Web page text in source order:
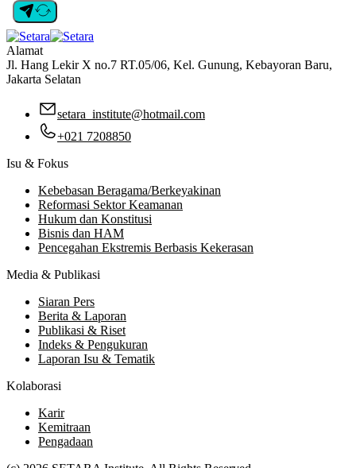
Alamat
Jl. Hang Lekir X no.7 RT.05/06, Kel. Gunung, Kebayoran Baru,
Jakarta Selatan
setara_institute@hotmail.com
+021 7208850
Isu & Fokus
Kebebasan Beragama/Berkeyakinan
Reformasi Sektor Keamanan
Hukum dan Konstitusi
Bisnis dan HAM
Pencegahan Ekstremis Berbasis Kekerasan
Media & Publikasi
Siaran Pers
Berita & Laporan
Publikasi & Riset
Indeks & Pengukuran
Laporan Isu & Tematik
Kolaborasi
Karir
Kemitraan
Pengadaan